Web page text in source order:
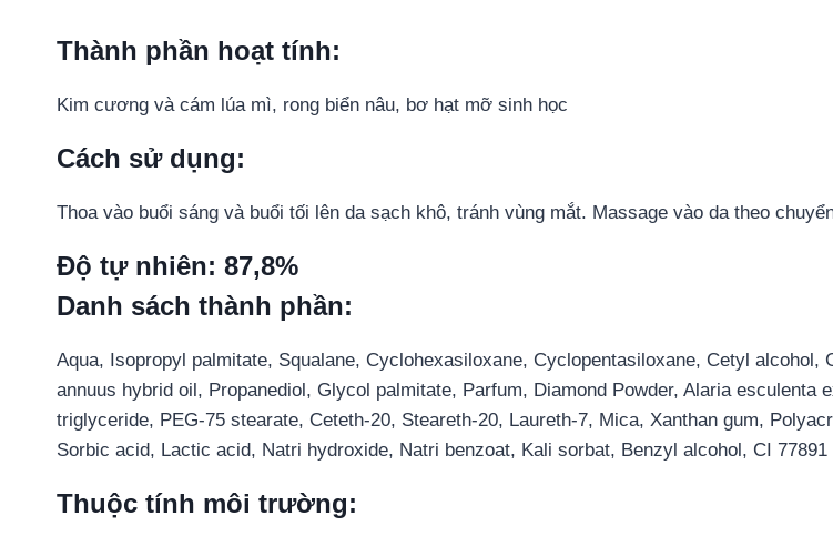
Thành phần hoạt tính:
Kim cương và cám lúa mì, rong biển nâu, bơ hạt mỡ sinh học
Cách sử dụng:
Thoa vào buổi sáng và buổi tối lên da sạch khô, tránh vùng mắt. Massage vào da theo
Độ tự nhiên: 87,8%
Danh sách thành phần:
Aqua, Isopropyl palmitate, Squalane, Cyclohexasiloxane, Cyclopentasiloxane, Cetyl
annuus hybrid oil, Propanediol, Glycol palmitate, Parfum, Diamond Powder, Alaria
triglyceride, PEG-75 stearate, Ceteth-20, Steareth-20, Laureth-7, Mica, Xanthan gum,
Sorbic acid, Lactic acid, Natri hydroxide, Natri benzoat, Kali sorbat, Benzyl alcohol, CI 77891
Thuộc tính môi trường: